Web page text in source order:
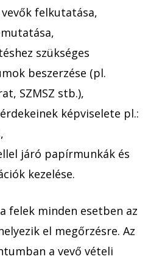
felkutatása,
szükséges
beszerzése (pl.
SZMSZ stb.),
képviselete pl.:
járó papírmunkák és
kezelése.
felek minden esetben az
el megőrzésre. Az
a vevő vételi